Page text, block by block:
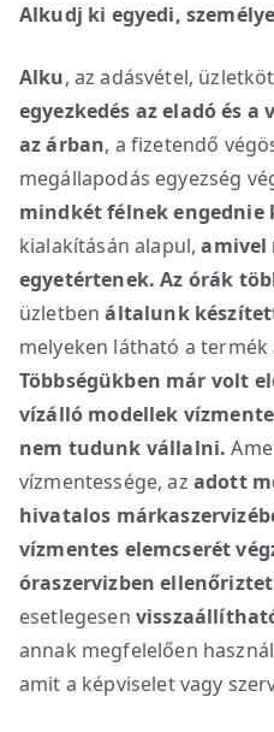
Alkudj ki egyedi,
Alku, az adásvétel,
egyezkedés az eladó és
az árban, a fizetendő
megállapodás egyezség
mindkét félnek engednie
kialakításán alapul,amivel
egyetértenek. Az órák
üzletbenáltalunk
melyeken látható a
Többségükben már volt
vízálló modellek
nem tudunk vállalni.
vízmentessége, az adott
hivatalos
vízmentes elemcserét
óraszervizben
esetlegesen
annak megfelelően
amit a képviselet vagy